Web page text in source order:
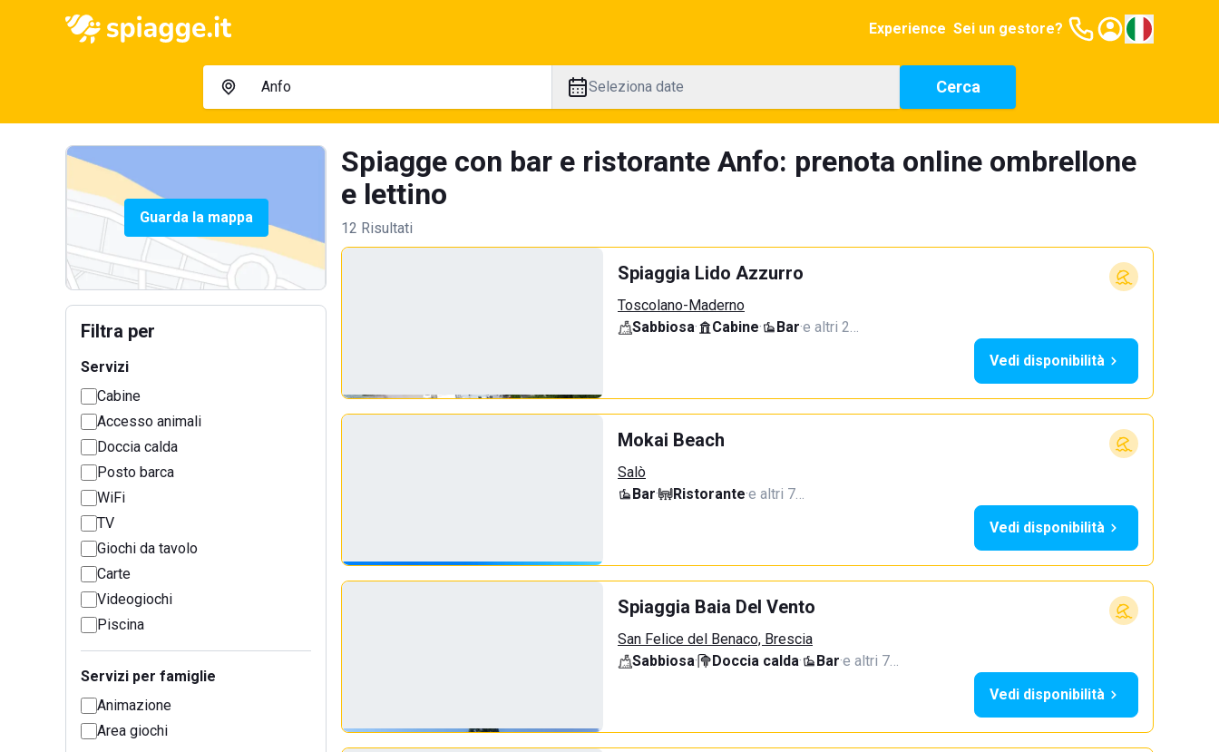
Experience Sei un gestore?
Seleziona date Cerca
Guarda la mappa
Filtra per
Servizi
Cabine
Accesso animali
Doccia calda
Posto barca
WiFi
TV
Giochi da tavolo
Carte
Videogiochi
Piscina
Servizi per famiglie
Animazione
Area giochi
Spiagge con bar e ristorante Anfo: prenota online ombrellone
e lettino
12 Risultati
Spiaggia Lido Azzurro
Toscolano-Maderno
Sabbiosa· Cabine· Bar·e altri 2…
Vedi disponibilità
Mokai Beach
Salò
Bar· Ristorante·e altri 7…
Vedi disponibilità
Spiaggia Baia Del Vento
San Felice del Benaco, Brescia
Sabbiosa· Doccia calda· Bar·e altri 7…
Vedi disponibilità